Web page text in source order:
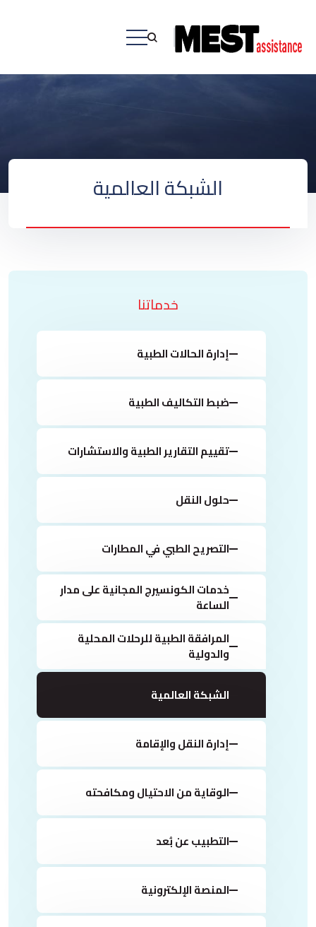
الشبكة العالمية
خدماتنا
إدارة الحالات الطبية
ضبط التكاليف الطبية
تقييم التقارير الطبية والاستشارات
حلول النقل
التصريح الطبي في المطارات
خدمات الكونسيرج المجانية على مدار
الساعة
المرافقة الطبية للرحلات المحلية
والدولية
الشبكة العالمية
إدارة النقل والإقامة
الوقاية من الاحتيال ومكافحته
التطبيب عن بُعد
المنصة الإلكترونية